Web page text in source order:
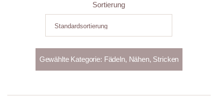
Sortierung